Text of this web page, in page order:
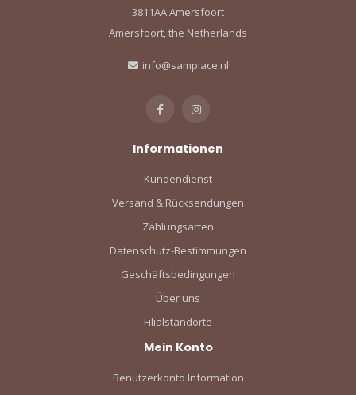
3811AA Amersfoort
Amersfoort, the Netherlands
info@sampiace.nl
Informationen
Kundendienst
Versand & Rücksendungen
Zahlungsarten
Datenschutz-Bestimmungen
Geschäftsbedingungen
Über uns
Filialstandorte
Mein Konto
Benutzerkonto Information